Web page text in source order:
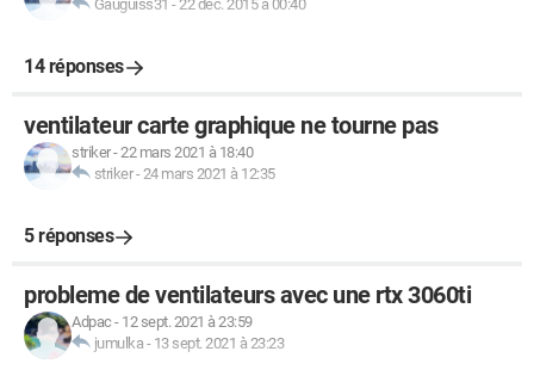
Gauguiss31 -22 déc. 2015 à 00:40
14 réponses
ventilateur carte graphique ne tourne pas
striker-22 mars 2021 à 18:40
striker-24 mars 2021 à 12:35
5 réponses
probleme de ventilateurs avec une rtx 3060ti
Adpac - 12 sept. 2021 à 23:59
jumulka - 13 sept. 2021 à 23:23